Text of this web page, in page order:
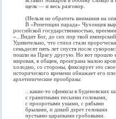
щелк — и весь разговор.
(Нельзя не обратить внимания на
В «Репетиции парада» Чухонцев
российской государственностью,
«...Видит Бог, до сих пор твой
Удивительно, что стихи стали
семьдесят пять лет спустя после
пошли на Прагу другую. Но вот прошло
мировая, в общем, проиграна малою
холодно, со стороны, фиксирует это
исторического времени обнажает его
архетипические прообразы:
...какие-то сфинксы в буденовских
с гранитными песьими головами,
с прооротыми ушами, с рябыми
брылами, и дикий дерет геловани
пустыню царапками гробовыми.